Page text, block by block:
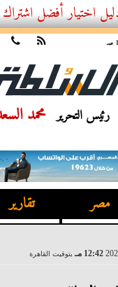
رئيس التحرير محمد
مصر تقارير
12:42 مـ بتوقيت القاهرة